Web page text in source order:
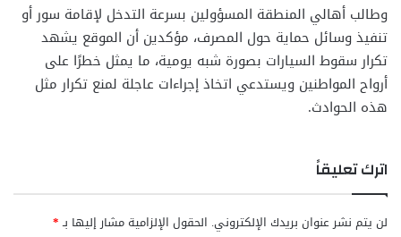
وطالب أهالي المنطقة المسؤولين بسرعة التدخل لإقامة سور أو
تنفيذ وسائل حماية حول المصرف، مؤكدين أن الموقع يشهد
تكرار سقوط السيارات بصورة شبه يومية، ما يمثل خطرًا على
أرواح المواطنين ويستدعي اتخاذ إجراءات عاجلة لمنع تكرار مثل
هذه الحوادث.
اترك تعليقاً
لن يتم نشر عنوان بريدك الإلكتروني. الحقول الإلزامية مشار إليها بـ*